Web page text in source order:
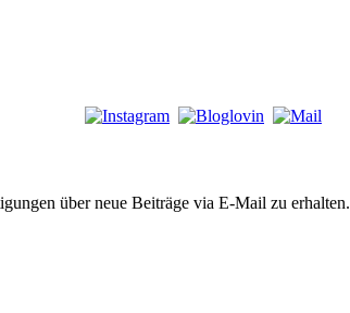
über neue Beiträge via E-Mail zu erhalten.